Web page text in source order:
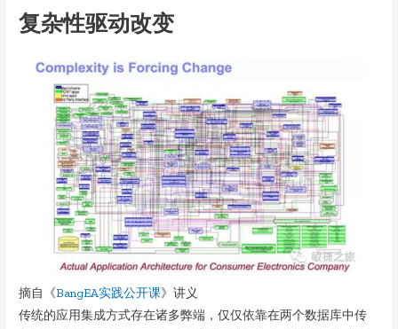
复杂性驱动改变
摘自《BangEA实践公开课》讲义
传统的应用集成方式存在诸多弊端，仅仅依靠在两个数据库中传